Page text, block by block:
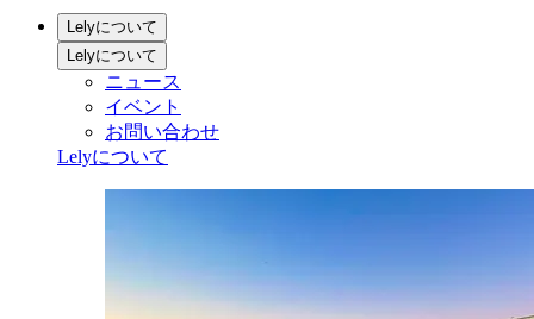
Lelyについて
Lelyについて
ニュース
イベント
お問い合わせ
Lelyについて